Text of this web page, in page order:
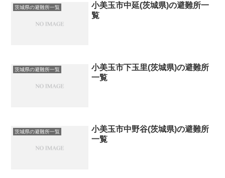
茨城県の避難所一覧
小美玉市中延(茨城県)の避難所一
覧
茨城県の避難所一覧
小美玉市下玉里(茨城県)の避難所
一覧
茨城県の避難所一覧
小美玉市中野谷(茨城県)の避難所
一覧